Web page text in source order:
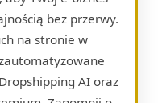
bez przerwy.
na stronie w
AI oraz